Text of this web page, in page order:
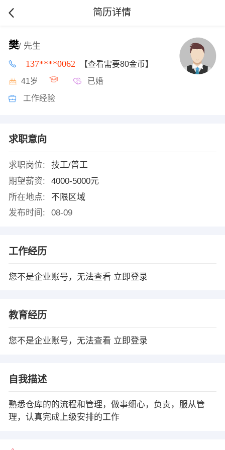
简历详情
樊/ 先生
137****0062 【查看需要80金币】
41岁 已婚
工作经验
求职意向
求职岗位:
技工/普工
期望薪资:
4000-5000元
所在地点:
不限区域
发布时间:
08-09
工作经历
您不是企业账号，无法查看 立即登录
教育经历
您不是企业账号，无法查看 立即登录
自我描述
熟悉仓库的的流程和管理，做事细心，负责，服从管
理，认真完成上级安排的工作